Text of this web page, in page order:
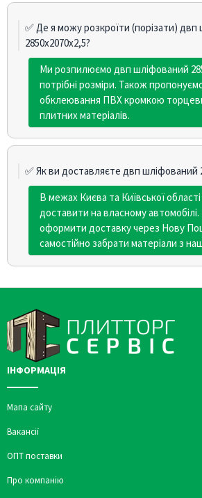
✅ Де я можу розкроїти (порізати)
2850х2070х2,5?
Ми розпилюємо двп шліфований
потрібні розміри. Також
обклеювання ПВХ кромкою
плитних матеріалів.
✅ Як ви доставляєте двп шліфований
В межах Києва та Київської
доставити на власному
оформити доставку через Нову
самостійно забрати матеріали з
ІНФОРМАЦІЯ
Мапа сайту
Вакансії
ОПТ поставки
Про компанію